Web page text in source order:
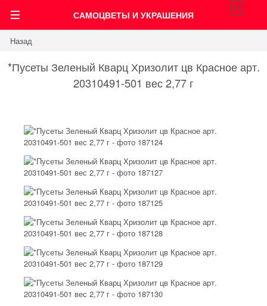
САМОЦВЕТЫ И УКРАШЕНИЯ
0
Назад
*Пусеты Зеленый Кварц Хризолит цв Красное арт.
20310491-501 вес 2,77 г